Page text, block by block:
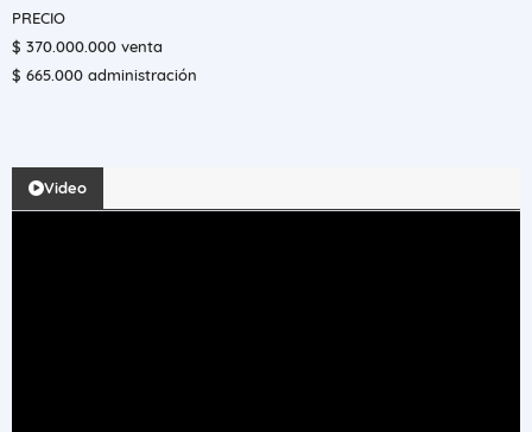
PRECIO
$ 370.000.000 venta
$ 665.000 administración
Video